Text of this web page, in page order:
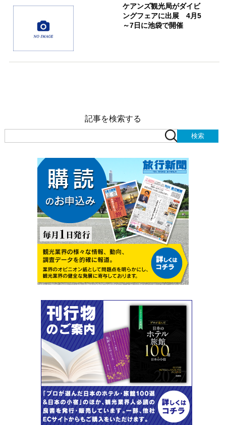
ケアンズ観光局がダイビ
ングフェアに出展 4月5
～7日に池袋で開催
記事を検索する